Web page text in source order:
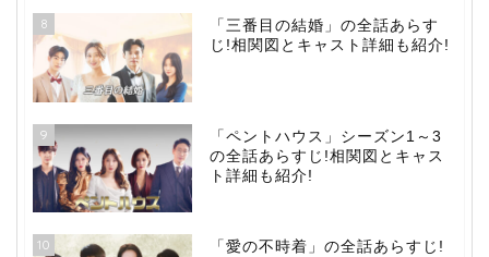
8
「三番目の結婚」の全話あらす
じ!相関図とキャスト詳細も紹介!
9
「ペントハウス」シーズン1～3
の全話あらすじ!相関図とキャス
ト詳細も紹介!
10
「愛の不時着」の全話あらすじ!